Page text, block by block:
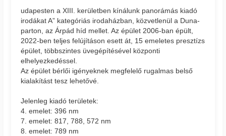
udapesten a XIII. kerületben kínálunk panorámás kiadó
irodákat A” kategóriás irodaházban, közvetlenül a Duna-
parton, az Árpád híd mellet. Az épület 2006-ban épült,
2022-ben teljes felújításon esett át, 15 emeletes presztízs
épület, többszintes üvegépítésével központi
elhelyezkedéssel.
Az épület bérlői igényeknek megfelelő rugalmas belső
kialakítást tesz lehetővé.
Jelenleg kiadó területek:
4. emelet: 396 nm
7. emelet: 817, 788, 572 nm
8. emelet: 789 nm